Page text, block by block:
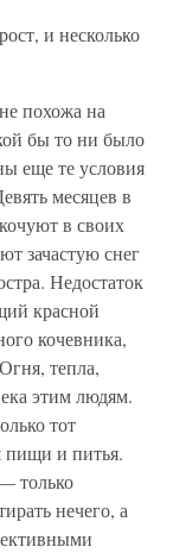
и несколько
похожа на
бы то ни было
еще те условия
месяцев в
в своих
зачастую снег
Недостаток
красной
кочевника,
тепла,
этим людям.
тот
пищи и питья.
только
нечего, а